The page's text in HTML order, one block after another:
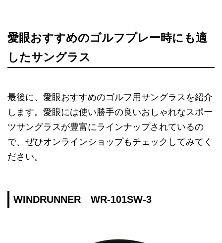
愛眼おすすめのゴルフプレー時にも適
したサングラス
最後に、愛眼おすすめのゴルフ用サングラスを紹介
します。愛眼には使い勝手の良いおしゃれなスポー
ツサングラスが豊富にラインナップされているの
で、ぜひオンラインショップもチェックしてみてく
ださい。
WINDRUNNER WR-101SW-3